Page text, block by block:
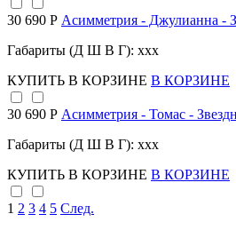
30 690 Р Асимметрия - Джулианна -
Габариты (Д Ш В Г): xxx
КУПИТЬ В КОРЗИНЕ В КОРЗИНЕ
30 690 Р Асимметрия - Томас -
Габариты (Д Ш В Г): xxx
КУПИТЬ В КОРЗИНЕ В КОРЗИНЕ
1 2 3 4 5 След.